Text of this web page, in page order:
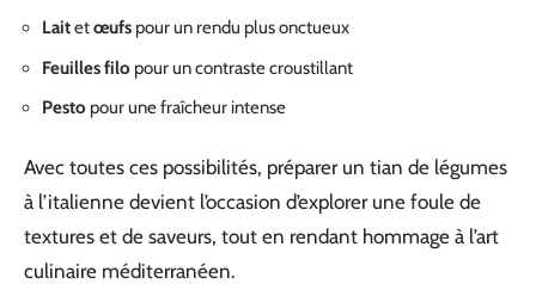
Laitetœufs pour un rendu plus onctueux
Feuilles filo pour un contraste croustillant
Pesto pour une fraîcheur intense
Avec toutes ces possibilités, préparer un tian de légumes
à l’italienne devient l’occasion d’explorer une foule de
textures et de saveurs, tout en rendant hommage à l’art
culinaire méditerranéen.